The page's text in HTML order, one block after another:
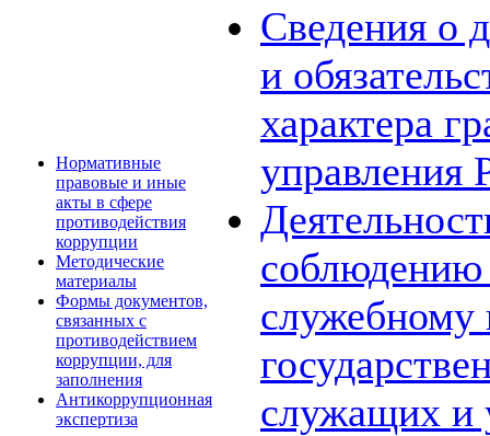
Нормативные
правовые и иные
акты в сфере
противодействия
коррупции
Методические
материалы
Формы документов,
связанных с
противодействием
коррупции, для
заполнения
Антикоррупционная
экспертиза
Сведения о
и
характера
управления
соблюдению
служебному
служащих и